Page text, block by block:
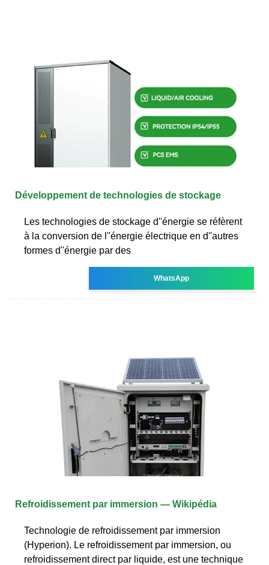
Développement de technologies de stockage
Les technologies de stockage d''énergie se réfèrent
à la conversion de l''énergie électrique en d''autres
formes d''énergie par des
WhatsApp
Refroidissement par immersion — Wikipédia
Technologie de refroidissement par immersion
(Hyperion). Le refroidissement par immersion, ou
refroidissement direct par liquide, est une technique